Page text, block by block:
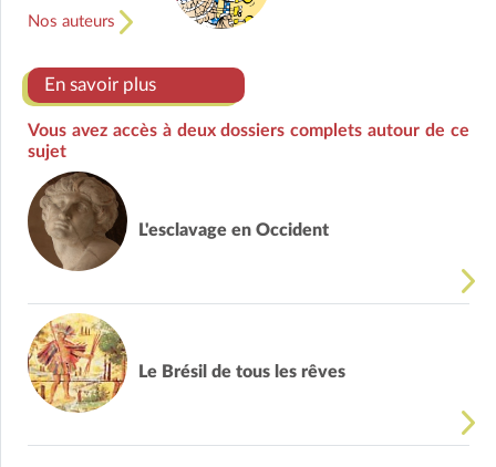
Nos auteurs
En savoir plus
Vous avez accès à deux dossiers complets autour de ce
sujet
L'esclavage en Occident
Le Brésil de tous les rêves